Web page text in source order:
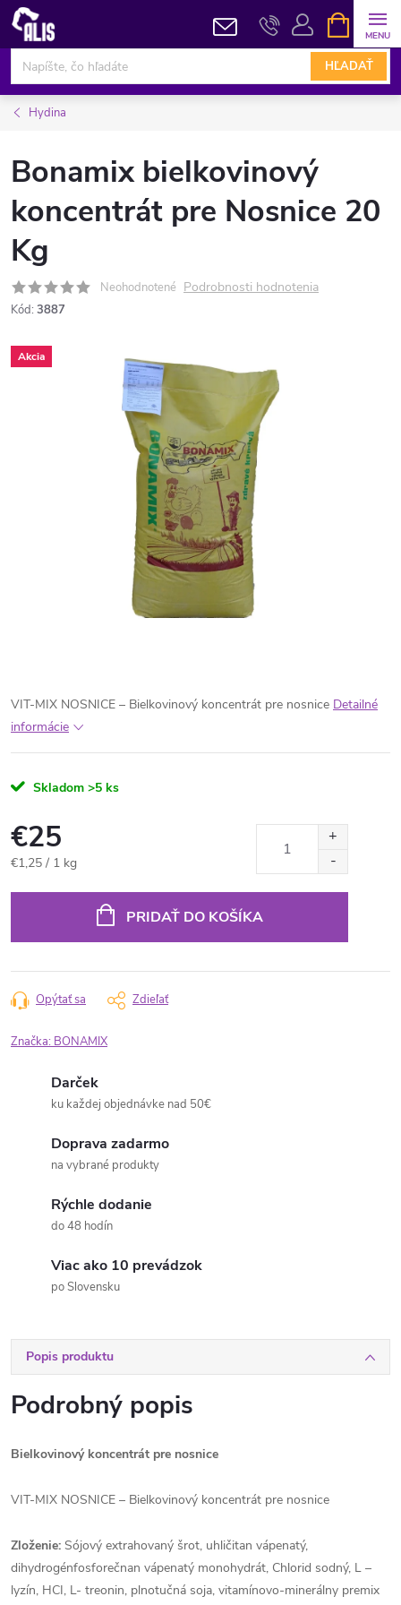
Prejsť
obsah
HĽADAŤ
KOŠÍK
Hydina
Bonamix bielkovinový
koncentrát pre Nosnice 20
Kg
Neohodnotené Podrobnosti hodnotenia
Kód: 3887
Akcia
VIT-MIX NOSNICE – Bielkovinový koncentrát pre nosnice Detailné
informácie
Skladom >5 ks
€25
Jednotková
€1,25 / 1 kg
PRIDAŤ DO KOŠÍKA
Opýtať sa Zdieľať
Značka: BONAMIX
Darček
ku každej objednávke nad 50€
Doprava zadarmo
na vybrané produkty
Rýchle dodanie
do 48 hodín
Viac ako 10 prevádzok
po Slovensku
Popis produktu
Podrobný popis
Bielkovinový koncentrát pre nosnice
VIT-MIX NOSNICE – Bielkovinový koncentrát pre nosnice
Zloženie: Sójový extrahovaný šrot, uhličitan vápenatý,
dihydrogénfosforečnan vápenatý monohydrát, Chlorid sodný, L –
lyzín, HCI, L- treonin, plnotučná soja, vitamínovo-minerálny premix